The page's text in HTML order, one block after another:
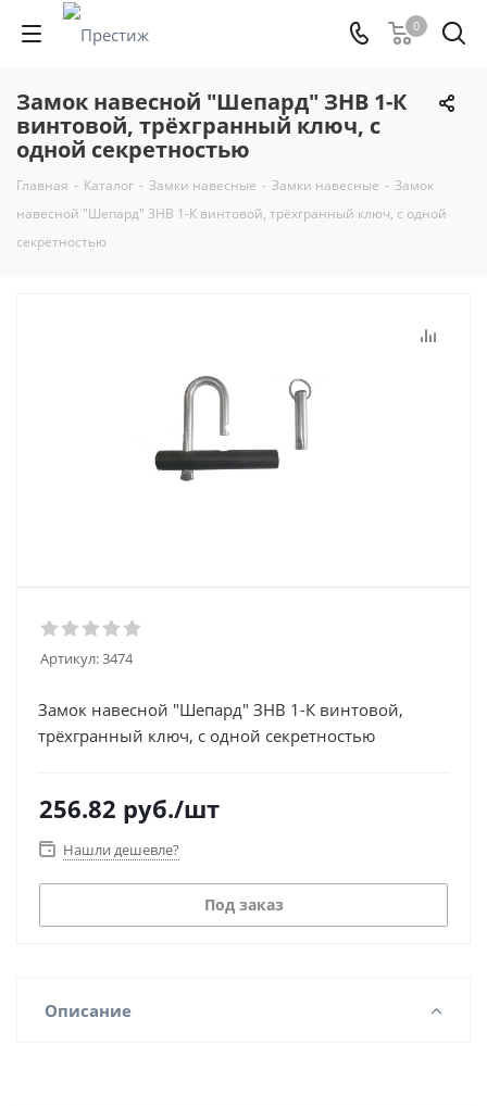
0
Замок навесной "Шепард" ЗНВ 1-К
винтовой, трёхгранный ключ, с
одной секретностью
Главная - Каталог - Замки навесные - Замки навесные - Замок
навесной "Шепард" ЗНВ 1-К винтовой, трёхгранный ключ, с одной
секретностью
Артикул:3474
Замок навесной "Шепард" ЗНВ 1-К винтовой,
трёхгранный ключ, с одной секретностью
256.82 руб./шт
Нашли дешевле?
Под заказ
Описание